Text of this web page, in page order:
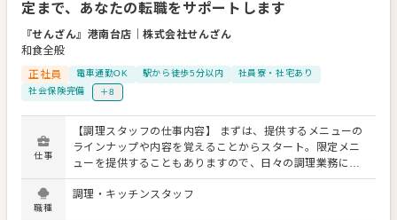
定まで、あなたの転職をサポートします
『せんざん』港南台店 ｜株式会社せんざん
和食全般
正社員
電車通勤OK 駅から徒歩5分以内
社員寮・社宅あり
社会保険完備
＋8
仕事
【調理スタッフの仕事内容】 まずは、提供するメニューの
ラインナップや内容を覚えることからスタート。限定メニ
ューを提供することもありますので、日々の調理業務に加
え、さまざまなスキルを活かしたり、習得できたりもしま
す。 メニューの提案も可能です。ぜひアイデアを発信して
職種
調理・キッチンスタッフ